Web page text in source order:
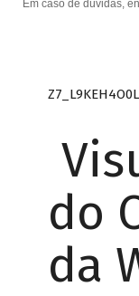
Em caso de dúvidas,
do
da